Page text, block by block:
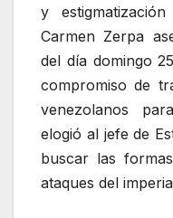
y
Carmen Zerpa
del día domingo
compromiso de
venezolanos
elogió al jefe de
buscar las
ataques del